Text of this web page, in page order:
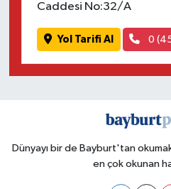
Caddesi No:32/A
Yol Tarifi Al 0
Dünyayı bir de Bayburt'tan
en çok okunan